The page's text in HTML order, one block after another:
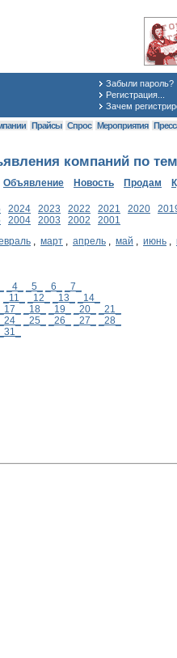
Забыли пароль?
Регистрация...
Зачем
Прайсы Спрос Мероприятия
компаний по
Объявление Новость Продам
2024 2023 2022 2021 2020
2004 2003 2002
2001
, март , апрель , май , июнь ,
_4_ _5_ _6_
_7_
_11_ _12_ _13_
_14_
_17_ _18_ _19_ _20_
_21_
_24_ _25_ _26_ _27_
_28_
_31_